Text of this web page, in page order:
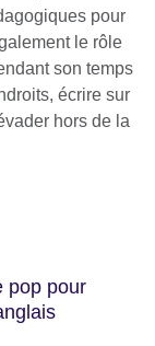
pour
le rôle
son temps
écrire sur
hors de la
pop pour